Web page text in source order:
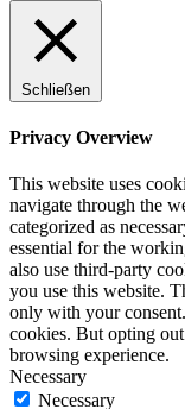
Schließen
Privacy Overview
This website uses
navigate through the
categorized as
essential for the
also use third-party
you use this website.
only with your
cookies. But opting
browsing experience.
Necessary
Necessary